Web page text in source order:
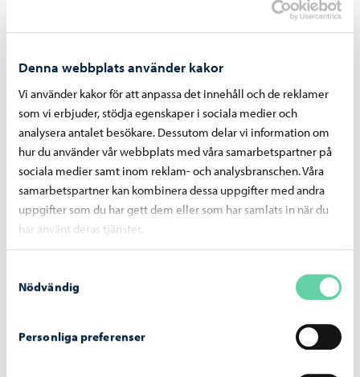
Denna webbplats använder kakor
Vi använder kakor för att anpassa det innehåll och de reklamer
som vi erbjuder, stödja egenskaper i sociala medier och
analysera antalet besökare. Dessutom delar vi information om
hur du använder vår webbplats med våra samarbetspartner på
sociala medier samt inom reklam- och analysbranschen. Våra
samarbetspartner kan kombinera dessa uppgifter med andra
uppgifter som du har gett dem eller som har samlats in när du
har använt deras tjänster.
Nödvändig
Personliga preferenser
Invigningen av frisbeegolfbanan i Tolkis firas
öppet för alla
Borgå stad informerar-26.05.2026
Grundlig förbättring av Näse konstis inleds i
juni – byggarbetet kommer att påverka
användningen av området fram till hösten
Idrott och friluftsliv